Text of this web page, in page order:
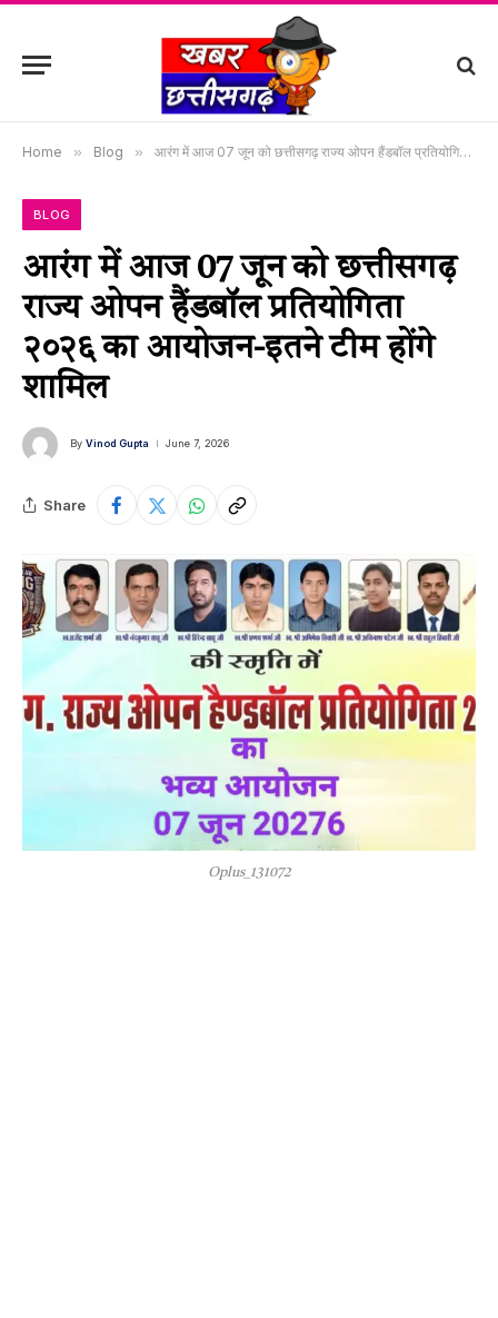
Home » Blog » आरंग में आज 07 जून को छत्तीसगढ़ राज्य ओपन हैंडबॉल प्रतियोगिता २०२६ का आयोजन-इतने टीम होंगे शामिल
BLOG
आरंग में आज 07 जून को छत्तीसगढ़
राज्य ओपन हैंडबॉल प्रतियोगिता
२०२६ का आयोजन-इतने टीम होंगे
शामिल
By Vinod Gupta June 7, 2026
Share
Oplus_131072